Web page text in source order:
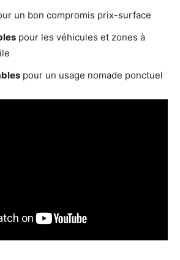
un bon compromis prix-surface
pour les véhicules et zones à
pour un usage nomade ponctuel